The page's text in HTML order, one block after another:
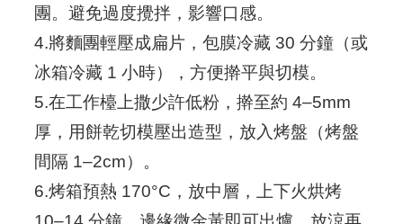
團。避免過度攪拌，影響口感。
4.將麵團輕壓成扁片，包膜冷藏 30 分鐘（或
冰箱冷藏 1 小時），方便擀平與切模。
5.在工作檯上撒少許低粉，擀至約 4–5mm
厚，用餅乾切模壓出造型，放入烤盤（烤盤
間隔 1–2cm）。
6.烤箱預熱 170°C，放中層，上下火烘烤